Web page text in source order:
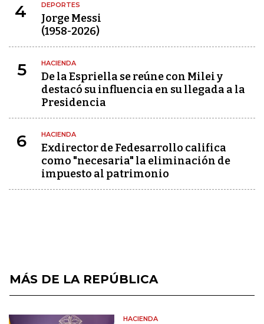
4 DEPORTES
Jorge Messi
(1958-2026)
5 HACIENDA
De la Espriella se reúne con Milei y
destacó su influencia en su llegada a la
Presidencia
6 HACIENDA
Exdirector de Fedesarrollo califica
como "necesaria" la eliminación de
impuesto al patrimonio
MÁS DE LA REPÚBLICA
HACIENDA